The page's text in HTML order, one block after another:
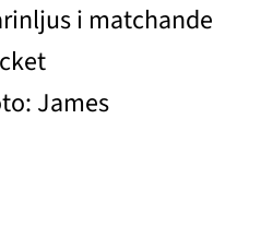
i matchande
James